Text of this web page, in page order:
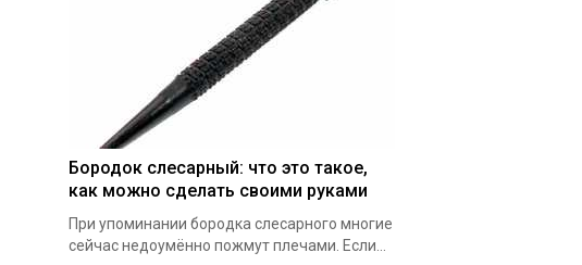
Бородок слесарный: что это такое,
как можно сделать своими руками
При упоминании бородка слесарного многие
сейчас недоумённо пожмут плечами. Если...